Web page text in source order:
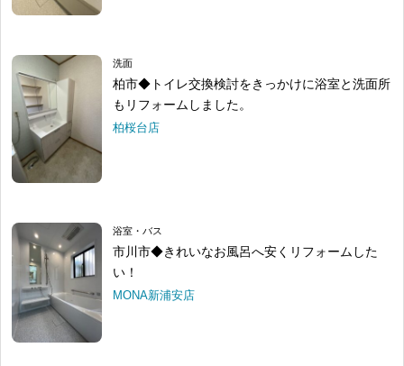
洗面
柏市◆トイレ交換検討をきっかけに浴室と洗面所
もリフォームしました。
柏桜台店
浴室・バス
市川市◆きれいなお風呂へ安くリフォームした
い！
MONA新浦安店